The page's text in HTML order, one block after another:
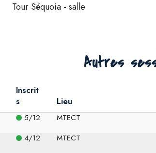
Tour Séquoia - salle
Autres
Inscrit
s
Lieu
5/12 MTECT
4/12 MTECT